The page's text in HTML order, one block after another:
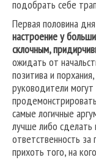
подобрать себе
Первая половина
настроение у
склочным,
ожидать от
позитива и
руководители
самые логичные
лучше либо сделать
ответственность за
прихоть того, на